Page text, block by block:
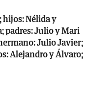
hijos: Nélida y
padres: Julio y Mari
Julio Javier;
Alejandro y Álvaro;